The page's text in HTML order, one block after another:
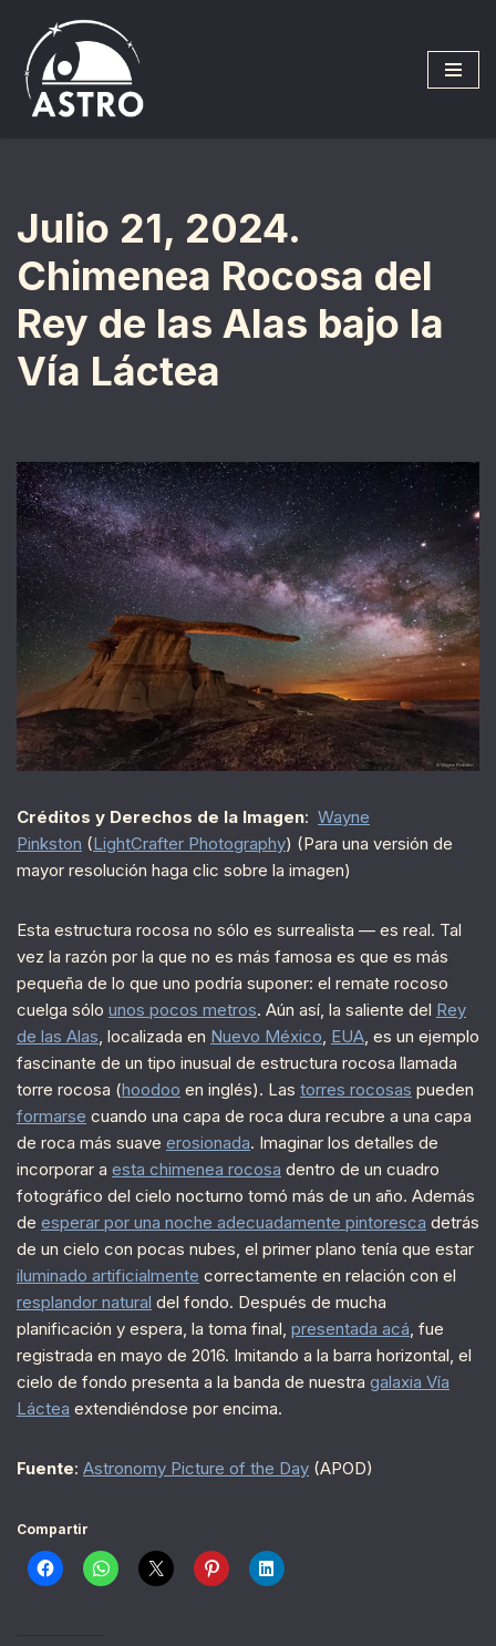
Saltar
al
contenido
Julio 21, 2024.
Chimenea Rocosa del
Rey de las Alas bajo la
Vía Láctea
Créditos y Derechos de la Imagen: Wayne
Pinkston (LightCrafter Photography) (Para una versión de
mayor resolución haga clic sobre la imagen)
Esta estructura rocosa no sólo es surrealista — es real. Tal
vez la razón por la que no es más famosa es que es más
pequeña de lo que uno podría suponer: el remate rocoso
cuelga sólo unos pocos metros. Aún así, la saliente del Rey
de las Alas, localizada en Nuevo México, EUA, es un ejemplo
fascinante de un tipo inusual de estructura rocosa llamada
torre rocosa (hoodoo en inglés). Las torres rocosas pueden
formarse cuando una capa de roca dura recubre a una capa
de roca más suave erosionada. Imaginar los detalles de
incorporar a esta chimenea rocosa dentro de un cuadro
fotográfico del cielo nocturno tomó más de un año. Además
de esperar por una noche adecuadamente pintoresca detrás
de un cielo con pocas nubes, el primer plano tenía que estar
iluminado artificialmente correctamente en relación con el
resplandor natural del fondo. Después de mucha
planificación y espera, la toma final, presentada acá, fue
registrada en mayo de 2016. Imitando a la barra horizontal, el
cielo de fondo presenta a la banda de nuestra galaxia Vía
Láctea extendiéndose por encima.
Fuente: Astronomy Picture of the Day (APOD)
Compartir